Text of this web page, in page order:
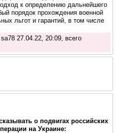
к определению дальнейшего
порядок прохождения военной
льгот и гарантий, в том числе
27.04.22, 20:09, всего
о подвигах российских
на Украине: